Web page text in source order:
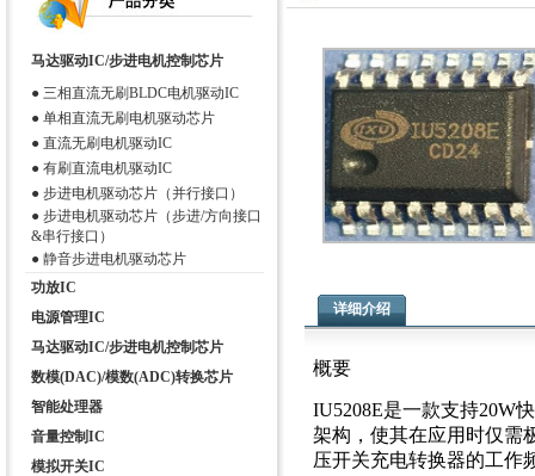
马达驱动IC/步进电机控制芯片
● 三相直流无刷BLDC电机驱动IC
● 单相直流无刷电机驱动芯片
● 直流无刷电机驱动IC
● 有刷直流电机驱动IC
● 步进电机驱动芯片（并行接口）
● 步进电机驱动芯片（步进/方向接口
&串行接口）
● 静音步进电机驱动芯片
功放IC
电源管理IC
马达驱动IC/步进电机控制芯片
数模(DAC)/模数(ADC)转换芯片
智能处理器
音量控制IC
模拟开关IC
详细介绍
概要
IU5208E是一款支持20W
架构，使其在应用时仅需
压开关充电转换器的工作